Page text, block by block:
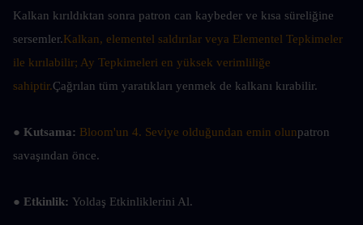
Kalkan kırıldıktan sonra patron can kaybeder ve kısa süreliğine
sersemler.Kalkan, elementel saldırılar veya Elementel Tepkimeler
ile kırılabilir; Ay Tepkimeleri en yüksek verimliliğe
sahiptir.Çağrılan tüm yaratıkları yenmek de kalkanı kırabilir.
● Kutsama: Bloom'un 4. Seviye olduğundan emin olunpatron
savaşından önce.
● Etkinlik: Yoldaş Etkinliklerini Al.